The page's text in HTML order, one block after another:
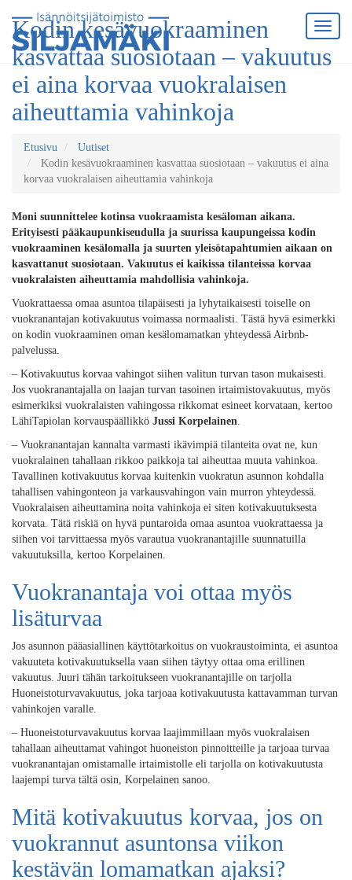
Kodin kesävuokraaminen
kasvattaa suosiotaan – vakuutus
ei aina korvaa vuokralaisen
aiheuttamia vahinkoja
Etusivu
Uutiset
Kodin kesävuokraaminen kasvattaa suosiotaan – vakuutus ei aina
korvaa vuokralaisen aiheuttamia vahinkoja
Moni suunnittelee kotinsa vuokraamista kesäloman aikana.
Erityisesti pääkaupunkiseudulla ja suurissa kaupungeissa kodin
vuokraaminen kesälomalla ja suurten yleisötapahtumien aikaan on
kasvattanut suosiotaan. Vakuutus ei kaikissa tilanteissa korvaa
vuokralaisten aiheuttamia mahdollisia vahinkoja.
Vuokrattaessa omaa asuntoa tilapäisesti ja lyhytaikaisesti toiselle on
vuokranantajan kotivakuutus voimassa normaalisti. Tästä hyvä esimerkki
on kodin vuokraaminen oman kesälomamatkan yhteydessä Airbnb-
palvelussa.
– Kotivakuutus korvaa vahingot siihen valitun turvan tason mukaisesti.
Jos vuokranantajalla on laajan turvan tasoinen irtaimistovakuutus, myös
esimerkiksi vuokralaisten vahingossa rikkomat esineet korvataan, kertoo
LähiTapiolan korvauspäällikkö Jussi Korpelainen.
– Vuokranantajan kannalta varmasti ikävimpiä tilanteita ovat ne, kun
vuokralainen tahallaan rikkoo paikkoja tai aiheuttaa muuta vahinkoa.
Tavallinen kotivakuutus korvaa kuitenkin vuokratun asunnon kohdalla
tahallisen vahingonteon ja varkausvahingon vain murron yhteydessä.
Vuokralaisen aiheuttamina noita vahinkoja ei siten kotivakuutuksesta
korvata. Tätä riskiä on hyvä puntaroida omaa asuntoa vuokrattaessa ja
siihen voi tarvittaessa myös varautua vuokranantajille suunnatuilla
vakuutuksilla, kertoo Korpelainen.
Vuokranantaja voi ottaa myös
lisäturvaa
Jos asunnon pääasiallinen käyttötarkoitus on vuokraustoiminta, ei asuntoa
vakuuteta kotivakuutuksella vaan siihen täytyy ottaa oma erillinen
vakuutus. Juuri tähän tarkoitukseen vuokranantajille on tarjolla
Huoneistoturvavakuutus, joka tarjoaa kotivakuutusta kattavamman turvan
vahinkojen varalle.
– Huoneistoturvavakuutus korvaa laajimmillaan myös vuokralaisen
tahallaan aiheuttamat vahingot huoneiston pinnoitteille ja tarjoaa turvaa
vuokranantajan omistamalle irtaimistolle eli tarjolla on kotivakuutusta
laajempi turva tältä osin, Korpelainen sanoo.
Mitä kotivakuutus korvaa, jos on
vuokrannut asuntonsa viikon
kestävän lomamatkan ajaksi?